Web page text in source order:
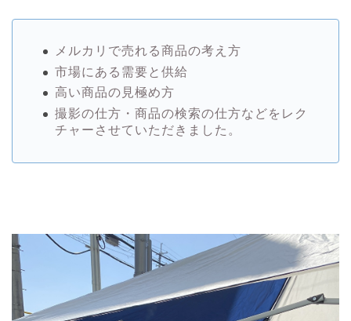
メルカリで売れる商品の考え方
市場にある需要と供給
高い商品の見極め方
撮影の仕方・商品の検索の仕方などをレク
チャーさせていただきました。